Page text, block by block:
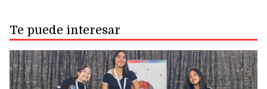
Te puede interesar